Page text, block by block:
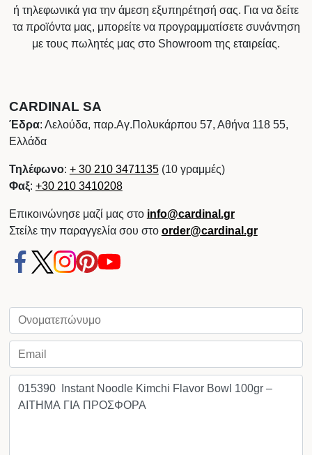
ή τηλεφωνικά για την άμεση εξυπηρέτησή σας. Για να δείτε
τα προϊόντα μας, μπορείτε να προγραμματίσετε συνάντηση
με τους πωλητές μας στο Showroom της εταιρείας.
CARDINAL SA
Έδρα: Λελούδα, παρ.Αγ.Πολυκάρπου 57, Αθήνα 118 55,
Ελλάδα
Τηλέφωνο: + 30 210 3471135(10 γραμμές)
Φαξ: +30 210 3410208
Επικοινώνησε μαζί μας στο info@cardinal.gr
Στείλε την παραγγελία σου στο order@cardinal.gr